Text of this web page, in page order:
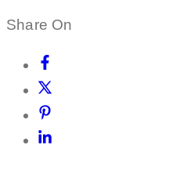
Share On